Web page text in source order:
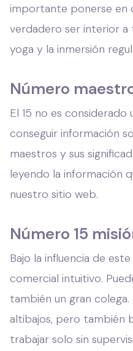
importante ponerse en
verdadero ser interior a
yoga y la inmersión
Número
El 15 no es
conseguir información
maestros y sus
leyendo la información
nuestro sitio web.
Número 15
Bajo la influencia de
comercial intuitivo.
también un gran
altibajos, pero también
trabajar solo sin